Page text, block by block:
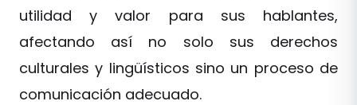
utilidad y valor para sus hablantes,
afectando así no solo sus derechos
culturales y lingüísticos sino un proceso de
comunicación adecuado.